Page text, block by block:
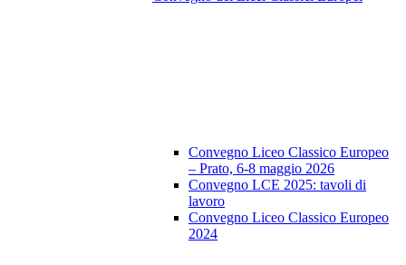
Convegno Liceo Classico Europeo
– Prato, 6-8 maggio 2026
Convegno LCE 2025: tavoli di
lavoro
Convegno Liceo Classico Europeo
2024